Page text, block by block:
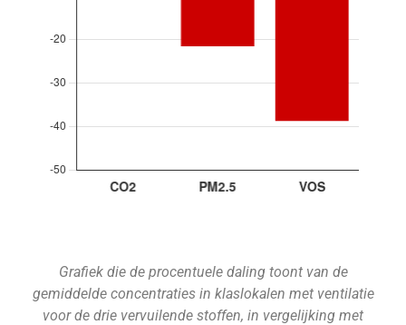
Grafiek die de procentuele daling toont van de
gemiddelde concentraties in klaslokalen met ventilatie
voor de drie vervuilende stoffen, in vergelijking met